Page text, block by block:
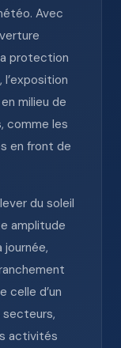
Avec
protection
milieu de
comme les
en front de
du soleil
amplitude
celle d’un
secteurs,
activités